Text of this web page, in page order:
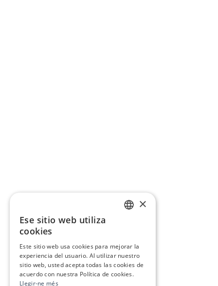
×
Ese sitio web utiliza
cookies
Este sitio web usa cookies para mejorar la
experiencia del usuario. Al utilizar nuestro
sitio web, usted acepta todas las cookies de
acuerdo con nuestra Política de cookies.
Llegir-ne més